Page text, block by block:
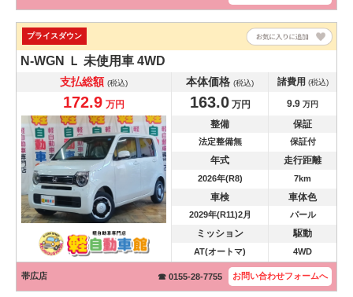
プライスダウン
N-WGN Ｌ 未使用車 4WD
支払総額 (税込) 本体価格 (税込) 諸費用 (税込)
172.9 万円 163.0万円 9.9 万円
整備 保証
法定整備無 保証付
年式 走行距離
2026年(R8) 7km
車検 車体色
2029年(R11)2月 パール
ミッション 駆動
AT(オートマ) 4WD
帯広店 ☎ 0155-28-7755 お問い合わせフォームへ